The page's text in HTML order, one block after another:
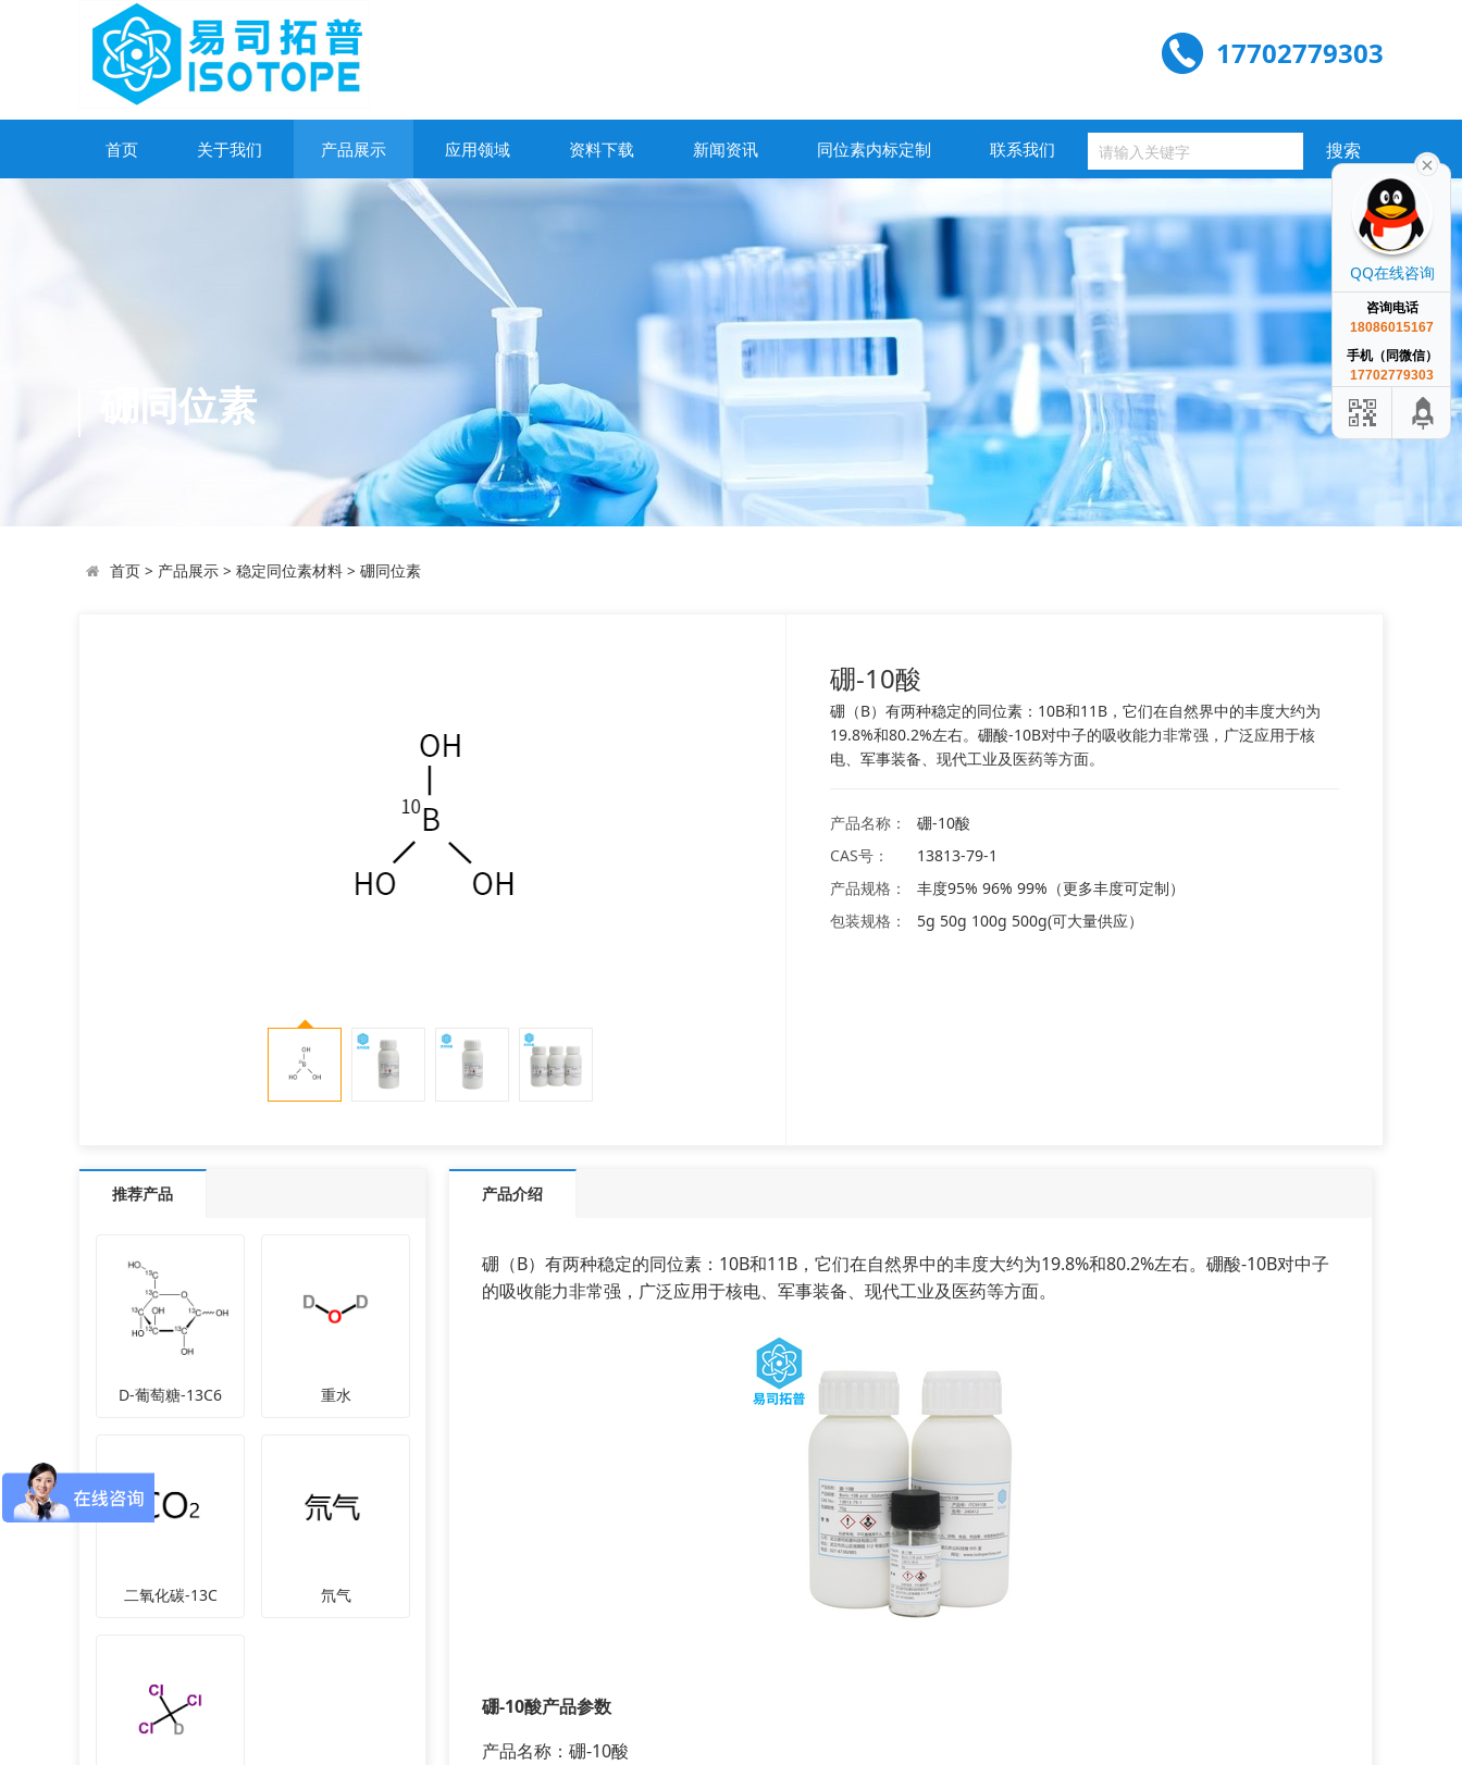
17702779303
首页 关于我们 产品展示 应用领域 资料下载 新闻资讯 同位素内标定制 联系我们
硼同位素
首页> 产品展示> 稳定同位素材料> 硼同位素
硼-10酸
硼（B）有两种稳定的同位素：10B和11B，它们在自然界中的丰度大约为
19.8%和80.2%左右。硼酸-10B对中子的吸收能力非常强，广泛应用于核
电、军事装备、现代工业及医药等方面。
产品名称：
硼-10酸
CAS号：
13813-79-1
产品规格：
丰度95% 96% 99%（更多丰度可定制）
包装规格：
5g 50g 100g 500g(可大量供应）
推荐产品
D-葡萄糖-13C6 重水
二氧化碳-13C 氘气
产品介绍
硼（B）有两种稳定的同位素：10B和11B，它们在自然界中的丰度大约为19.8%和80.2%左右。硼酸-10B对中子
的吸收能力非常强，广泛应用于核电、军事装备、现代工业及医药等方面。
硼-10酸产品参数
产品名称：硼-10酸
QQ在线咨询
咨询电话
18086015167
手机（同微信）
17702779303